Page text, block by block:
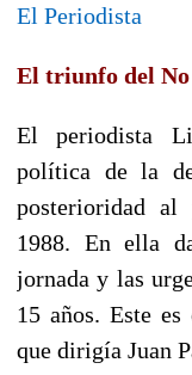
El Periodista
El triunfo del No
El periodista
política de la
posterioridad
1988. En ella
jornada y las
15 años. Este
que dirigía Juan